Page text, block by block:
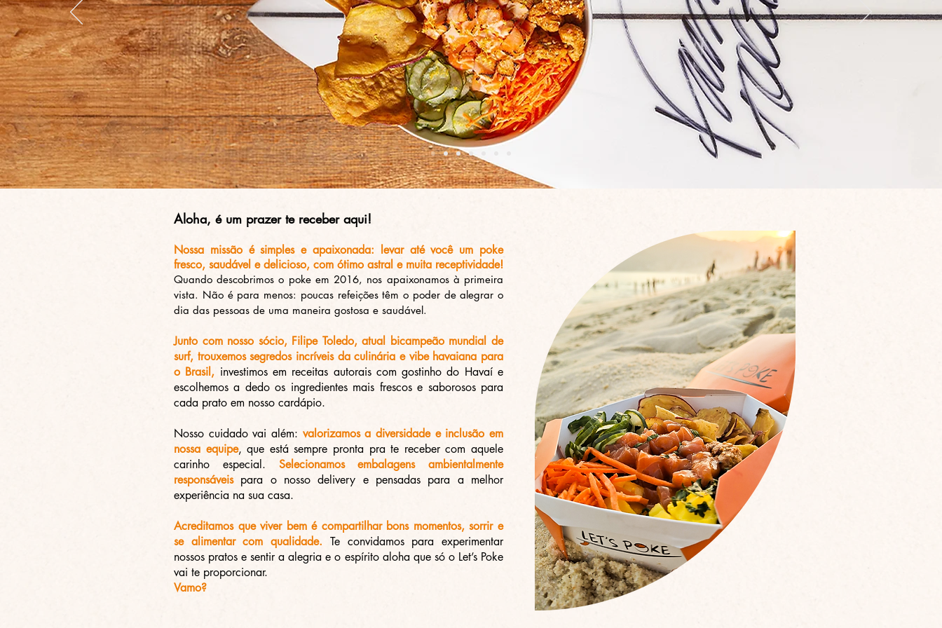
Aloha, é um prazer te receber aqui!
Nossa missão é simples e apaixonada: levar até você um poke
fresco, saudável e delicioso, com ótimo astral e muita receptividade!
Quando descobrimos o poke em 2016, nos apaixonamos à primeira
vista. Não é para menos: poucas refeições têm o poder de alegrar o
dia das pessoas de uma maneira gostosa e saudável.
Junto com nosso sócio, Filipe Toledo, atual bicampeão mundial de
surf, trouxemos segredos incríveis da culinária e vibe havaiana para
o Brasil, investimos em receitas autorais com gostinho do Havaí e
escolhemos a dedo os ingredientes mais frescos e saborosos para
cada prato em nosso cardápio.
Nosso cuidado vai além: valorizamos a diversidade e inclusão em
nossa equipe, que está sempre pronta pra te receber com aquele
carinho especial. Selecionamos embalagens ambientalmente
responsáveispara o nosso delivery e pensadas para a melhor
experiência na sua casa.
Acreditamos que viver bem é compartilhar bons momentos, sorrir e
se alimentar com qualidade. Te convidamos para experimentar
nossos pratos e sentir a alegria e o espírito aloha que só o Let’s Poke
vai te proporcionar.
Vamo?